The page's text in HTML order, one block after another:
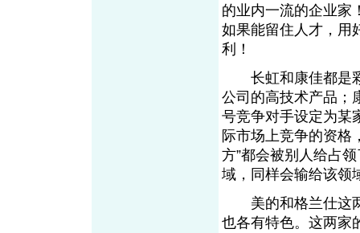
的业内一流的企业家
如果能留住人才，用
利！
长虹和康佳都是彩
公司的高技术产品；
号竞争对手设定为某
际市场上竞争的资格
方”都会被别人给占
域，同样会输给该领
美的和格兰仕这两
也各有特色。这两家